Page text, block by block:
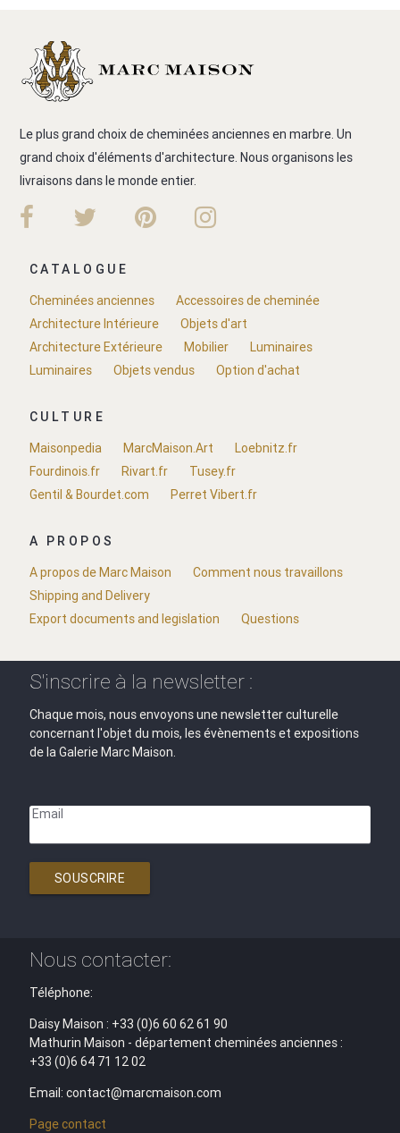
Le plus grand choix de cheminées anciennes en marbre. Un
grand choix d'éléments d'architecture. Nous organisons les
livraisons dans le monde entier.
CATALOGUE
Cheminées anciennes
Accessoires de cheminée
Architecture Intérieure
Objets d'art
Architecture Extérieure
Mobilier
Luminaires
Luminaires
Objets vendus Option d'achat
CULTURE
Maisonpedia
MarcMaison.Art
Loebnitz.fr
Fourdinois.fr
Rivart.fr
Tusey.fr
Gentil & Bourdet.com
Perret Vibert.fr
A PROPOS
A propos de Marc Maison
Comment nous travaillons
Shipping and Delivery
Export documents and legislation
Questions
S'inscrire à la newsletter :
Chaque mois, nous envoyons une newsletter culturelle
concernant l'objet du mois, les évènements et expositions
de la Galerie Marc Maison.
Email
SOUSCRIRE
Nous contacter:
Téléphone:
Daisy Maison : +33 (0)6 60 62 61 90
Mathurin Maison - département cheminées anciennes :
+33 (0)6 64 71 12 02
Email: contact@marcmaison.com
Page contact